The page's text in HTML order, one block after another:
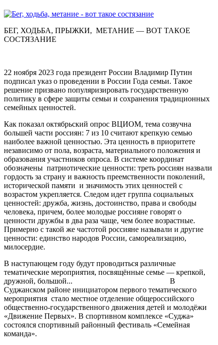
БЕГ, ХОДЬБА, ПРЫЖКИ, МЕТАНИЕ — ВОТ ТАКОЕ
СОСТЯЗАНИЕ
22 ноября 2023 года президент России Владимир Путин
подписал указ о проведении в России Года семьи. Такое
решение призвано популяризировать государственную
политику в сфере защиты семьи и сохранения традиционных
семейных ценностей.
Как показал октябрьский опрос ВЦИОМ, тема созвучна
большей части россиян: 7 из 10 считают крепкую семью
наиболее важной ценностью. Эта ценность в приоритете
независимо от пола, возраста, материального положения и
образования участников опроса. В системе координат
обозначены патриотические ценности: треть россиян назвали
гордость за страну и важность преемственности поколений,
исторической памяти и значимость этих ценностей с
возрастом укрепляется. Следом идет группа социальных
ценностей: дружба, жизнь, достоинство, права и свободы
человека, причем, более молодые россияне говорят о
ценности дружбы в два раза чаще, чем более возрастные.
Примерно с такой же частотой россияне называли и другие
ценности: единство народов России, самореализацию,
милосердие.
В наступающем году будут проводиться различные
тематические мероприятия, посвящённые семье — крепкой,
дружной, большой... В
Суджанском районе инициатором первого тематического
мероприятия стало местное отделение общероссийского
общественно-государственного движения детей и молодёжи
«Движение Первых». В спортивном комплексе «Суджа»
состоялся спортивный районный фестиваль «Семейная
команда».